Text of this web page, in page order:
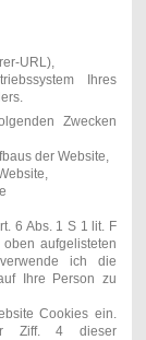
URL),
Ihres
Zwecken
der Website,
6 Abs. 1 S 1 lit. F
aufgelisteten
ich die
Ihre Person zu
Cookies ein.
Ziff. 4 dieser